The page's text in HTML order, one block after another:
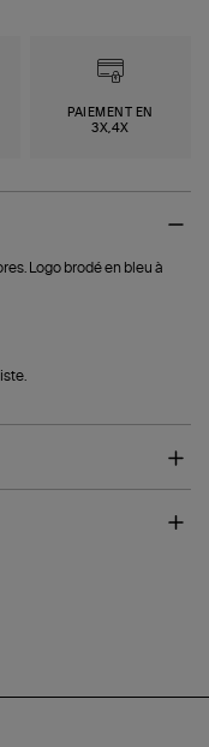
PAIEMENT EN
3X,4X
Logo brodé en bleu à